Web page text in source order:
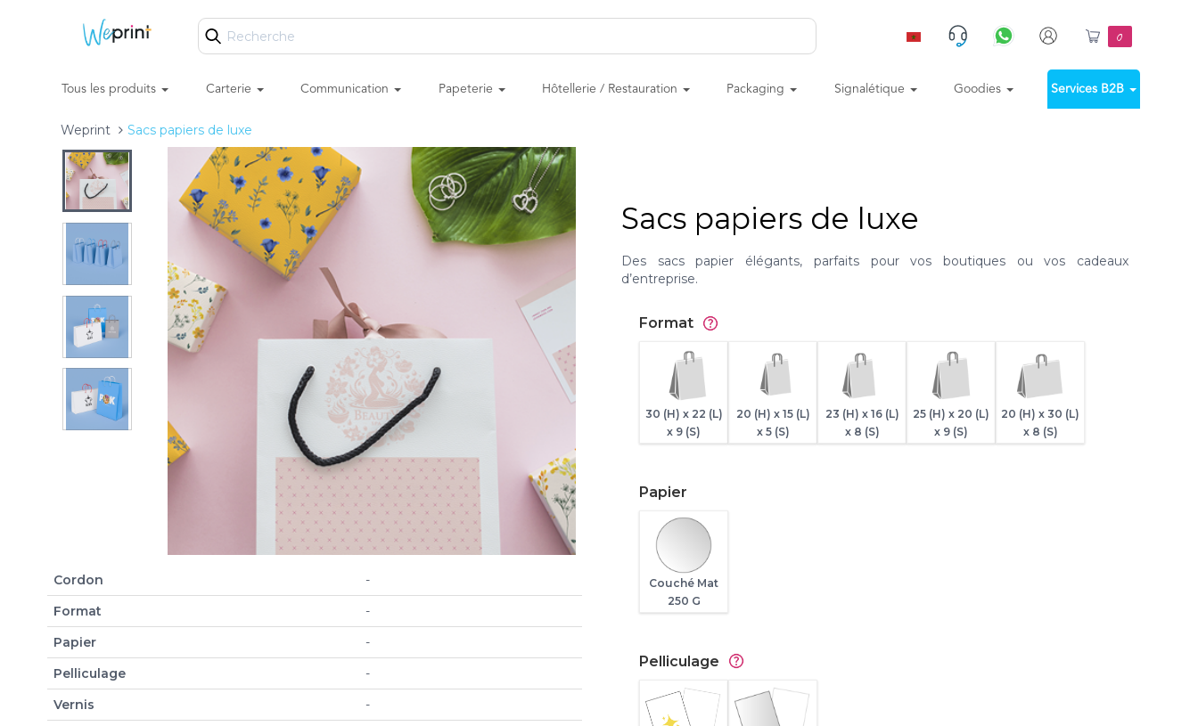
0
Tous les produits Carterie Communication Papeterie Hôtellerie / Restauration Packaging Signalétique Goodies Services B2B
Weprint Sacs papiers de luxe
Cordon -
Pelliculage
-
Vernis
-
Papier -
Format -
Sacs papiers de luxe
Des sacs papier élégants, parfaits pour vos boutiques ou vos cadeaux
d’entreprise.
Format
30 (H) x 22 (L)
x 9 (S)
20 (H) x 15 (L)
x 5 (S)
23 (H) x 16 (L)
x 8 (S)
25 (H) x 20 (L)
x 9 (S)
20 (H) x 30 (L)
x 8 (S)
Papier
Couché Mat
250 G
Pelliculage